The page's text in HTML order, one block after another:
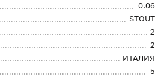
0.06
STOUT
2
2
ИТАЛИЯ
5